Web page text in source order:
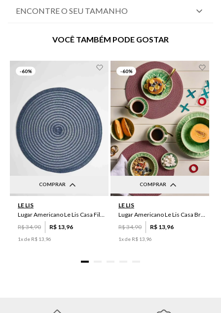
ENCONTRE O SEU TAMANHO
VOCÊ TAMBÉM PODE GOSTAR
-60%
COMPRAR
LE LIS
Lugar Americano Le Lis Casa Filipa
R$34,90 R$ 13 96
1x de R$ 13 96
-60%
COMPRAR
LE LIS
Lugar Americano Le Lis Casa Brenda
R$34,90 R$ 13 96
1x de R$ 13 96